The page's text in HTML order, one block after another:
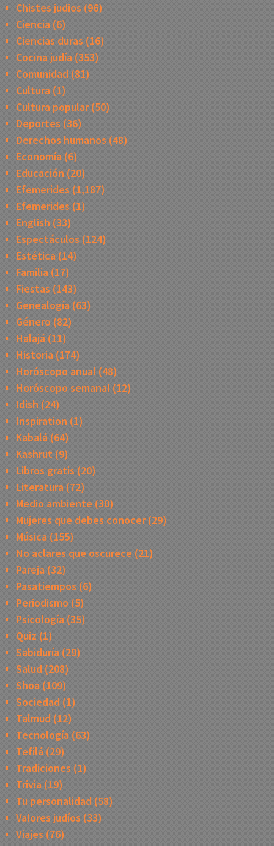
Chistes judios (96)
Ciencia(6)
Ciencias duras (16)
Cocina judía(353)
Comunidad(81)
Cultura(1)
Cultura popular(50)
Deportes (36)
Derechos humanos (48)
Economía(6)
Educación (20)
Efemerides (1,187)
Efemerides (1)
English (33)
Espectáculos (124)
Estética(14)
Familia(17)
Fiestas (143)
Genealogía(63)
Género (82)
Halajá(11)
Historia(174)
Horóscopo anual (48)
Horóscopo semanal (12)
Idish (24)
Inspiration (1)
Kabalá(64)
Kashrut (9)
Libros gratis (20)
Literatura(72)
Medio ambiente (30)
Mujeres que debes conocer(29)
Música(155)
No aclares que oscurece (21)
Pareja(32)
Pasatiempos (6)
Periodismo (5)
Psicología(35)
Quiz (1)
Sabiduría(29)
Salud (208)
Shoa(109)
Sociedad(1)
Talmud (12)
Tecnología(63)
Tefilá(29)
Tradiciones (1)
Trivia(19)
Tu personalidad(58)
Valores judíos (33)
Viajes (76)